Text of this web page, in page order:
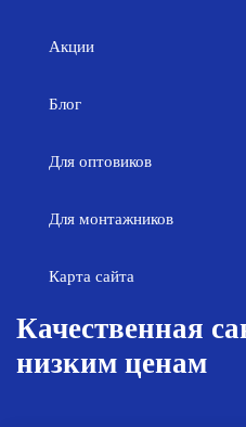
Акции
Блог
Для оптовиков
Для монтажников
Карта сайта
Качественная
низким ценам